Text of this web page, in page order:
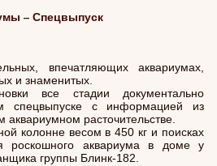
– Спецвыпуск
впечатляющих аквариумах,
и знаменитых.
все стадии документально
спецвыпуске с информацией из
аквариумном расточительстве.
колонне весом в 450 кг и поисках
роскошного аквариума в доме у
группы Блинк-182.